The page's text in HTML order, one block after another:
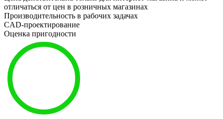
отличаться от цен в розничных магазинах
Производительность в рабочих задачах
CAD-проектирование
Оценка пригодности